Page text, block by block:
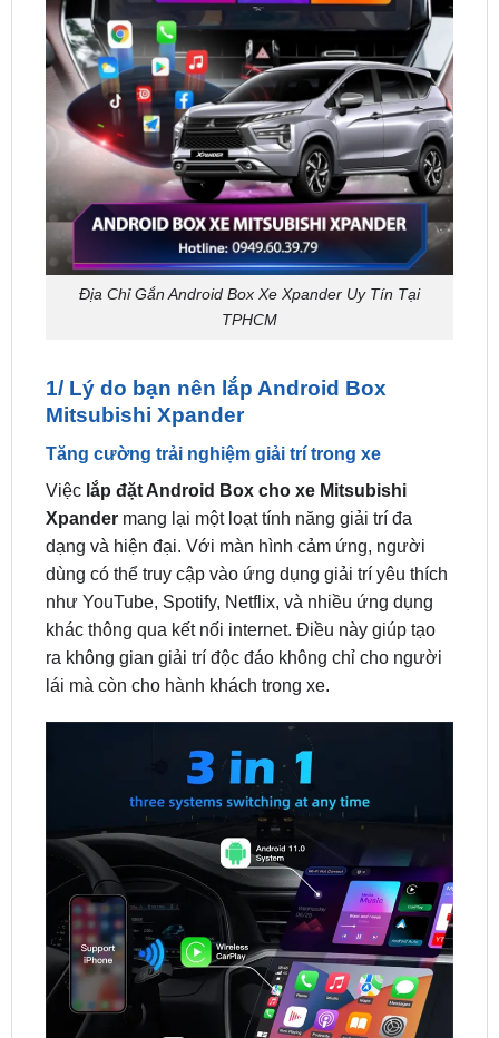
Địa Chỉ Gắn Android Box Xe Xpander Uy Tín Tại
TPHCM
1/ Lý do bạn nên lắp Android Box
Tăng cường trải nghiệm giải trí trong xe
lắp đặt Android Box cho xe Mitsubishi
Xpandermang lại một loạt tính năng giải trí đa
dạng và hiện đại. Với màn hình cảm ứng, người
dùng có thể truy cập vào ứng dụng giải trí yêu thích
như YouTube, Spotify, Netflix, và nhiều ứng dụng
khác thông qua kết nối internet. Điều này giúp tạo
ra không gian giải trí độc đáo không chỉ cho người
lái mà còn cho hành khách trong xe.